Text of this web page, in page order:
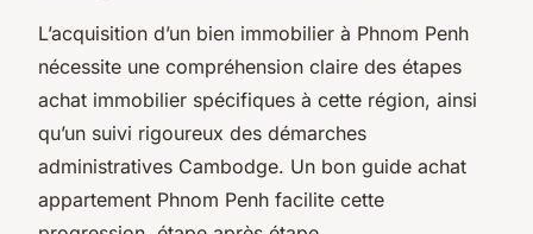
L’acquisition d’un bien immobilier à Phnom Penh
nécessite une compréhension claire des étapes
achat immobilier spécifiques à cette région, ainsi
qu’un suivi rigoureux des démarches
administratives Cambodge. Un bon guide achat
appartement Phnom Penh facilite cette